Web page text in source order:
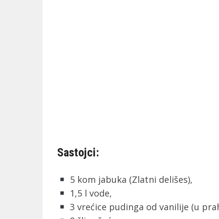
Sastojci:
5 kom jabuka (Zlatni delišes),
1,5 l vode,
3 vrećice pudinga od vanilije (u